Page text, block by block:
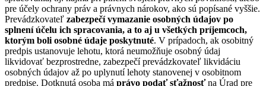
pre účely ochrany práv a právnych nárokov, ako sú popísané vyššie.
Prevádzkovateľ zabezpečí vymazanie osobných údajov po
splnení účelu ich spracovania, a to aj u všetkých príjemcoch,
ktorým boli osobné údaje poskytnuté. V prípadoch, ak osobitný
predpis ustanovuje lehotu, ktorá neumožňuje osobný údaj
likvidovať bezprostredne, zabezpečí prevádzkovateľ likvidáciu
osobných údajov až po uplynutí lehoty stanovenej v osobitnom
predpise. Dotknutá osoba má právo podať sťažnosťna Úrad pre